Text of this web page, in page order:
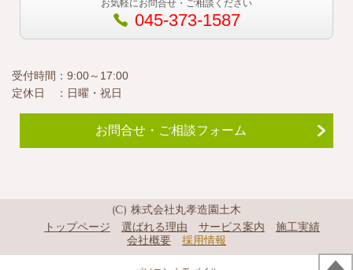
お気軽にお問合せ・ご相談ください
045-373-1587
受付時間：9:00～17:00
定休日 ：日曜・祝日
お問合せ・ご相談フォーム
(C) 株式会社丸孝造園土木
トップページ
選ばれる理由 サービス案内
施工実績
会社概要
採用情報